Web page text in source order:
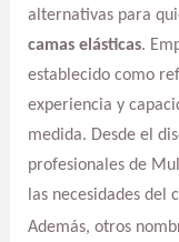
alternativas para
camas elásticas.
establecido como
experiencia y
medida. Desde el
profesionales de
las necesidades del
Además, otros